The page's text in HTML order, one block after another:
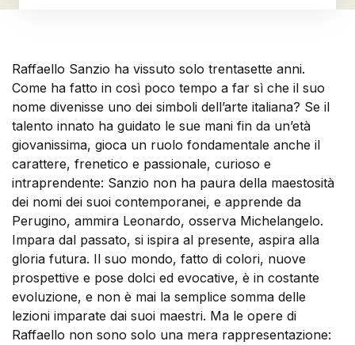
Raffaello Sanzio ha vissuto solo trentasette anni.
Come ha fatto in così poco tempo a far sì che il suo
nome divenisse uno dei simboli dell’arte italiana? Se il
talento innato ha guidato le sue mani fin da un’età
giovanissima, gioca un ruolo fondamentale anche il
carattere, frenetico e passionale, curioso e
intraprendente: Sanzio non ha paura della maestosità
dei nomi dei suoi contemporanei, e apprende da
Perugino, ammira Leonardo, osserva Michelangelo.
Impara dal passato, si ispira al presente, aspira alla
gloria futura. Il suo mondo, fatto di colori, nuove
prospettive e pose dolci ed evocative, è in costante
evoluzione, e non è mai la semplice somma delle
lezioni imparate dai suoi maestri. Ma le opere di
Raffaello non sono solo una mera rappresentazione: